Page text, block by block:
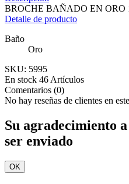
BROCHE BAÑADO EN ORO
Detalle de producto
Baño
Oro
SKU: 5995
En stock 46 Artículos
Comentarios (0)
No hay reseñas de clientes en
Su agradecimiento
ser enviado
OK